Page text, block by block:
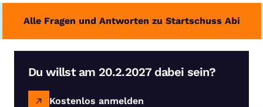
Alle Fragen und Antworten zu Startschuss Abi
Du willst am 20.2.2027 dabei sein?
Kostenlos anmelden